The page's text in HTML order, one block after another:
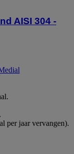
AISI 304 -
per jaar vervangen).